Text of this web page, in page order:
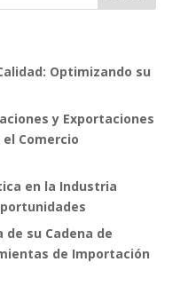
Optimizando su
y Exportaciones
Comercio
en la Industria
su Cadena de
de Importación